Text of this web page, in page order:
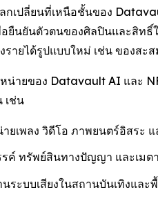
เปลี่ยนที่เหนือชั้นของ
ยืนยันตัวตนของศิลปินและสิท
รายได้รูปแบบใหม่ เช่น ของส
น่ายของ Datavault AI และ
เช่น
ยเพลง วิดีโอ ภาพยนตร์อิสระ
รค์ ทรัพย์สินทางปัญญา และเ
นระบบเสียงในสถานบันเทิงแ